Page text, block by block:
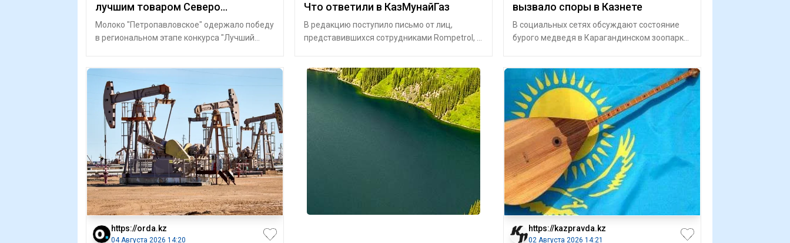
лучшим товаром Северо
Казахстанской области
Молоко "Петропавловское" одержало победу
в региональном этапе конкурса "Лучший
Что ответили в КазМунайГаз
В редакцию поступило письмо от лиц,
представившихся сотрудниками Rompetrol, с
вызвало споры в Казнете
В социальных сетях обсуждают состояние
бурого медведя в Карагандинском зоопарке.
https://orda.kz
04 Августа 2026 14:20
https://kazpravda.kz
02 Августа 2026 14:21